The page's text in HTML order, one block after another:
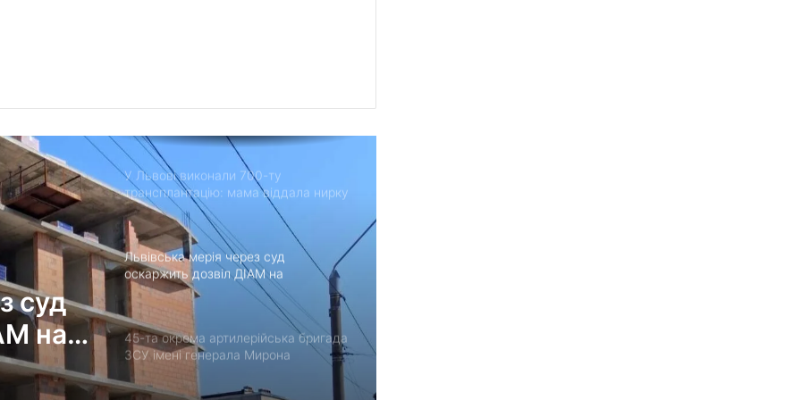
суд
на
мораторій на російськомовний
У Львові виконали 700-ту
трансплантацію: мама віддала нирку
27-річному синові
Львівська мерія через суд
оскаржить дозвіл ДІАМ на
будівництво на вул. Олесницького
45-та окрема артилерійська бригада
ЗСУ імені генерала Мирона
Тарнавського відзначає 10-річчя